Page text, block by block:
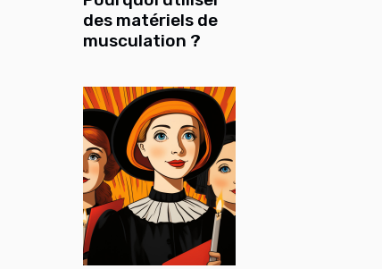
des matériels de
musculation ?